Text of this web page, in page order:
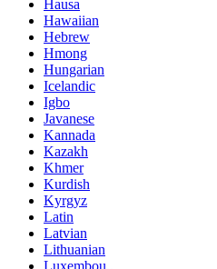
Hausa
Hawaiian
Hebrew
Hmong
Hungarian
Icelandic
Igbo
Javanese
Kannada
Kazakh
Khmer
Kurdish
Kyrgyz
Latin
Latvian
Lithuanian